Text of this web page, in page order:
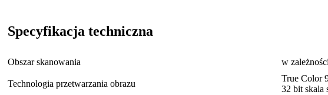
Specyfikacja techniczna
Obszar skanowania w
Technologia przetwarzania obrazu
True Color
32 bit skala